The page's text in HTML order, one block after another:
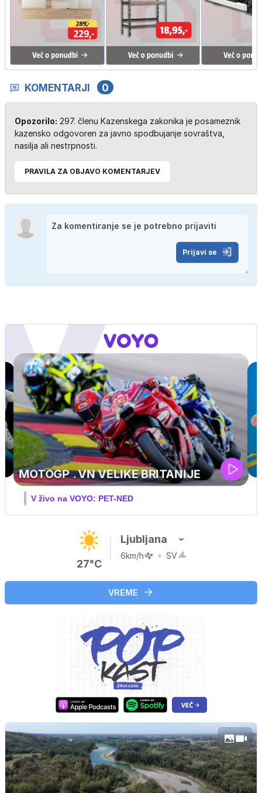
KOMENTARJI 0
Opozorilo: 297. členu Kazenskega zakonika je posameznik
kazensko odgovoren za javno spodbujanje sovraštva,
nasilja ali nestrpnosti.
PRAVILA ZA OBJAVO KOMENTARJEV
Prijavi se
IQ 160
Nova hrvaška serija
27°C
Ljubljana
6km/h SV
VREME